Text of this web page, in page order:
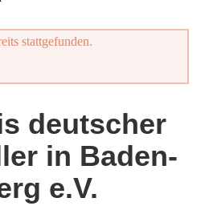
stattgefunden.
deutscher
in Baden-
e.V.